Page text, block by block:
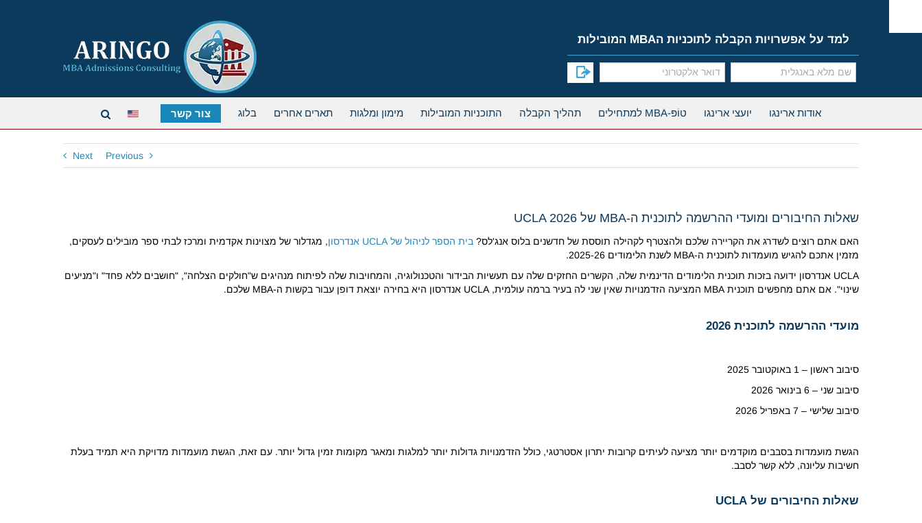
content
למד על אפשרויות הקבלה לתוכניות הMBA המובילות
אודות ארינגו יועצי ארינגו טוֹפּ-MBA למתחילים תהליך הקבלה התוכניות המובילות מימון ומלגות תארים אחרים בלוג צור קשר
Previous
Next
שאלות החיבורים ומועדי ההרשמה לתוכנית ה-MBA של UCLA 2026
האם אתם רוצים לשדרג את הקריירה שלכם ולהצטרף לקהילה תוססת של חדשנים בלוס אנג'לס? בית הספר לניהול של UCLA אנדרסון
, מגדלור של מצוינות אקדמית ומרכז לבתי ספר מובילים לעסקים,
מזמין אתכם להגיש מועמדות לתוכנית ה-MBA לשנת הלימודים 2025-26.
UCLA אנדרסון ידועה בזכות תוכנית הלימודים הדינמית שלה, הקשרים החזקים שלה עם תעשיות הבידור והטכנולוגיה, והמחויבות שלה לפיתוח מנהיגים ש"חולקים הצלחה", "חושבים ללא פחד" ו"מניעים
שינוי". אם אתם מחפשים תוכנית MBA המציעה הזדמנויות שאין שני לה בעיר ברמה עולמית, UCLA אנדרסון היא בחירה יוצאת דופן עבור בקשות ה-MBA שלכם.
מועדי ההרשמה לתוכנית 2026
סיבוב ראשון – 1 באוקטובר 2025
סיבוב שני – 6 בינואר 2026
סיבוב שלישי – 7 באפריל 2026
הגשת מועמדות בסבבים מוקדמים יותר מציעה לעיתים קרובות יתרון אסטרטגי, כולל הזדמנויות גדולות יותר למלגות ומאגר מקומות זמין גדול יותר. עם זאת, הגשת מועמדות מדויקת היא תמיד בעלת
חשיבות עליונה, ללא קשר לסבב.
שאלות החיבורים של UCLA